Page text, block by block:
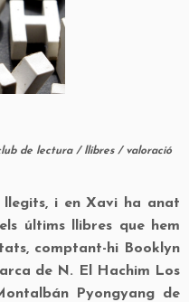
de lectura/ llibres/ valoració
llegits, i en Xavi ha anat
últims llibres que hem
comptant-hi Booklyn
de N. El Hachim Los
Pyongyang de